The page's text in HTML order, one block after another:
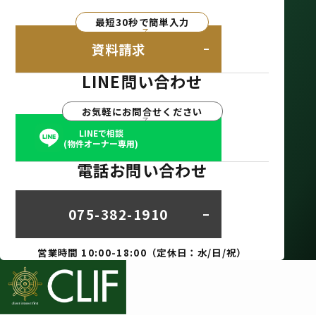
最短30秒で簡単入力
資料請求
LINE問い合わせ
お気軽にお問合せください
LINEで相談
(物件オーナー専用)
電話お問い合わせ
075-382-1910
営業時間 10:00-18:00（定休日：水/日/祝）